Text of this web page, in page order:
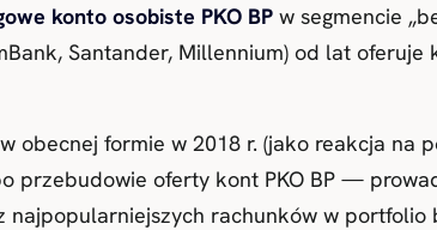
konto osobiste PKO BP w segmencie
Santander, Millennium) od lat oferuje
obecnej formie w 2018 r. (jako reakcja na
przebudowie oferty kont PKO BP —
najpopularniejszych rachunków w